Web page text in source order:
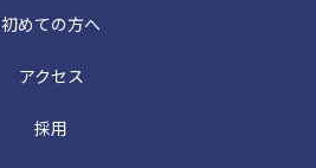
初めての方へ
アクセス
採用